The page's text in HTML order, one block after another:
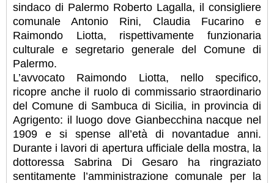
sindaco di Palermo Roberto Lagalla, il consigliere
comunale Antonio Rini, Claudia Fucarino e
Raimondo Liotta, rispettivamente funzionaria
culturale e segretario generale del Comune di
Palermo.
L’avvocato Raimondo Liotta, nello specifico,
ricopre anche il ruolo di commissario straordinario
del Comune di Sambuca di Sicilia, in provincia di
Agrigento: il luogo dove Gianbecchina nacque nel
1909 e si spense all’età di novantadue anni.
Durante i lavori di apertura ufficiale della mostra, la
dottoressa Sabrina Di Gesaro ha ringraziato
sentitamente l’amministrazione comunale per la